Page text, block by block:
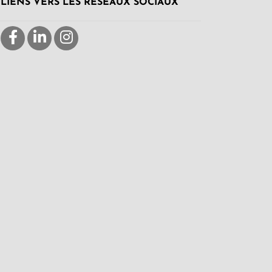
LIENS VERS LES RÉSEAUX SOCIAUX